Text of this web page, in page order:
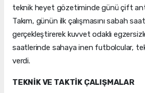
teknik heyet gözetiminde günü çift
Takım, günün ilk çalışmasını sabah
gerçekleştirerek kuvvet odaklı
saatlerinde sahaya inen futbolcular,
verdi.
TEKNİK VE TAKTİK ÇALIŞMALAR